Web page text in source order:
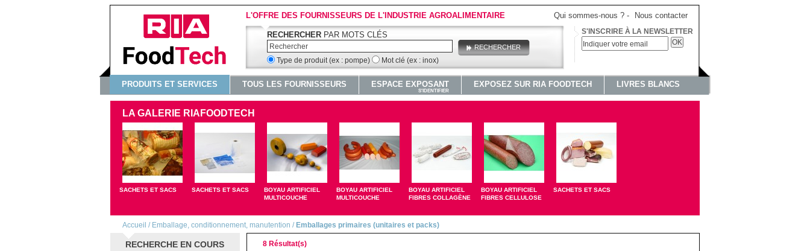
L'OFFRE DES FOURNISSEURS DE L'INDUSTRIE AGROALIMENTAIRE Qui sommes-nous ? - Nous contacter
S'INSCRIRE À LA NEWSLETTER
OK
RECHERCHER PAR MOTS CLÉS
RECHERCHER
Type de produit (ex : pompe) Mot clé (ex : inox)
PRODUITS ET SERVICES TOUS LES FOURNISSEURS ESPACE EXPOSANT
S'IDENTIFIER
EXPOSEZ SUR RIA FOODTECH LIVRES BLANCS
LA GALERIE RIAFOODTECH
SACHETS ET SACS SACHETS ET SACS
BOYAU ARTIFICIEL
MULTICOUCHE
BOYAU ARTIFICIEL
MULTICOUCHE
BOYAU ARTIFICIEL
FIBRES COLLAGÈNE
BOYAU ARTIFICIEL
FIBRES CELLULOSE
SACHETS ET SACS
Accueil / Emballage, conditionnement, manutention / Emballages primaires (unitaires et packs)
8 Résultat(s)
RECHERCHE EN COURS